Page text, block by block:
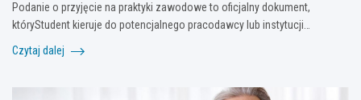
Podanie o przyjęcie na praktyki zawodowe to oficjalny dokument,
któryStudent kieruje do potencjalnego pracodawcy lub instytucji…
Czytaj dalej